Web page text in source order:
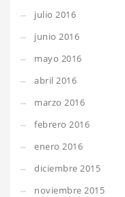
julio 2016
junio 2016
mayo 2016
abril 2016
marzo 2016
febrero 2016
enero 2016
diciembre 2015
noviembre 2015